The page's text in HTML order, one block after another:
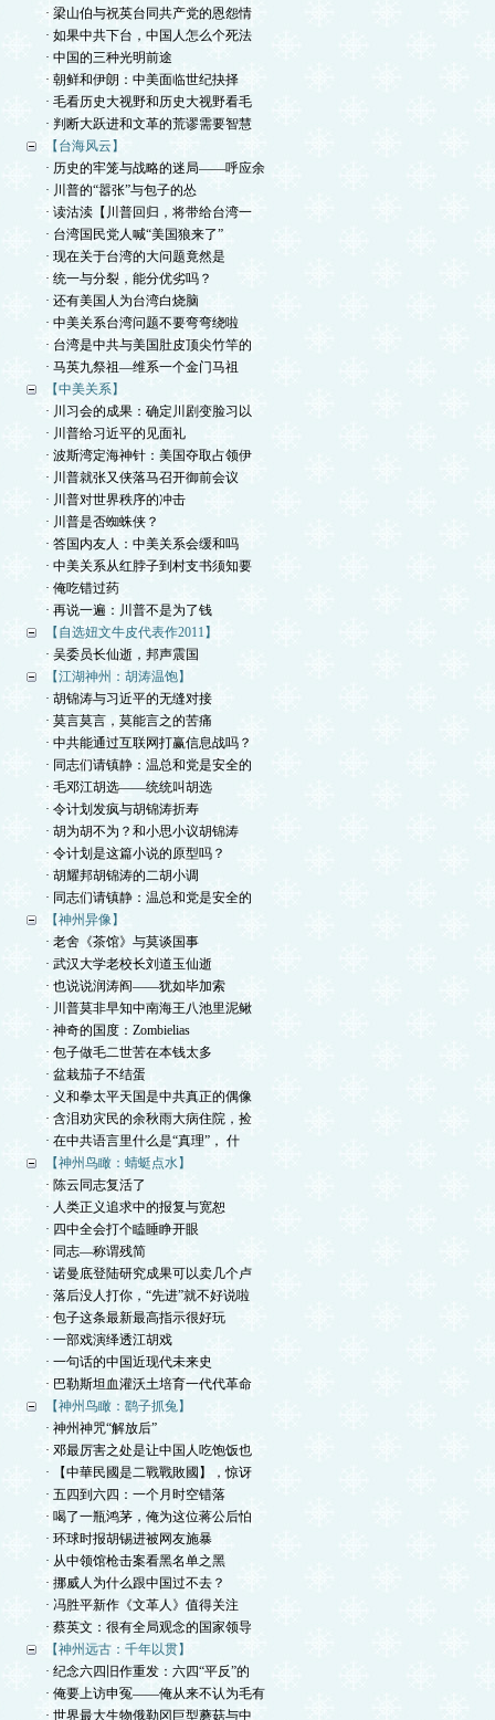
· 梁山伯与祝英台同共产党的恩怨情
· 如果中共下台，中国人怎么个死法
· 中国的三种光明前途
· 朝鲜和伊朗：中美面临世纪抉择
· 毛看历史大视野和历史大视野看毛
· 判断大跃进和文革的荒谬需要智慧
【台海风云】
· 历史的牢笼与战略的迷局——呼应余
· 川普的“嚣张”与包子的怂
· 读沽渎【川普回归，将带给台湾一
· 台湾国民党人喊“美国狼来了”
· 现在关于台湾的大问题竟然是
· 统一与分裂，能分优劣吗？
· 还有美国人为台湾白烧脑
· 中美关系台湾问题不要弯弯绕啦
· 台湾是中共与美国肚皮顶尖竹竿的
· 马英九祭祖—维系一个金门马祖
【中美关系】
· 川习会的成果：确定川剧变脸习以
· 川普给习近平的见面礼
· 波斯湾定海神针：美国夺取占领伊
· 川普就张又侠落马召开御前会议
· 川普对世界秩序的冲击
· 川普是否蜘蛛侠？
· 答国内友人：中美关系会缓和吗
· 中美关系从红脖子到村支书须知要
· 俺吃错过药
· 再说一遍：川普不是为了钱
【自选妞文牛皮代表作2011】
· 吴委员长仙逝，邦声震国
【江湖神州：胡涛温饱】
· 胡锦涛与习近平的无缝对接
· 莫言莫言，莫能言之的苦痛
· 中共能通过互联网打赢信息战吗？
· 同志们请镇静：温总和党是安全的
· 毛邓江胡选——统统叫胡选
· 令计划发疯与胡锦涛折寿
· 胡为胡不为？和小思小议胡锦涛
· 令计划是这篇小说的原型吗？
· 胡耀邦胡锦涛的二胡小调
· 同志们请镇静：温总和党是安全的
【神州异像】
· 老舍《茶馆》与莫谈国事
· 武汉大学老校长刘道玉仙逝
· 也说说润涛阎——犹如毕加索
· 川普莫非早知中南海王八池里泥鳅
· 神奇的国度：Zombielias
· 包子做毛二世苦在本钱太多
· 盆栽茄子不结蛋
· 义和拳太平天国是中共真正的偶像
· 含泪劝灾民的余秋雨大病住院，捡
· 在中共语言里什么是“真理”， 什
【神州鸟瞰：蜻蜓点水】
· 陈云同志复活了
· 人类正义追求中的报复与宽恕
· 四中全会打个瞌睡睁开眼
· 同志—称谓残简
· 诺曼底登陆研究成果可以卖几个卢
· 落后没人打你，“先进”就不好说啦
· 包子这条最新最高指示很好玩
· 一部戏演绎透江胡戏
· 一句话的中国近现代未来史
· 巴勒斯坦血灌沃土培育一代代革命
【神州鸟瞰：鹞子抓兔】
· 神州神咒“解放后”
· 邓最厉害之处是让中国人吃饱饭也
· 【中華民國是二戰戰敗國】，惊讶
· 五四到六四：一个月时空错落
· 喝了一瓶鸿茅，俺为这位蒋公后怕
· 环球时报胡锡进被网友施暴
· 从中领馆枪击案看黑名单之黑
· 挪威人为什么跟中国过不去？
· 冯胜平新作《文革人》值得关注
· 蔡英文：很有全局观念的国家领导
【神州远古：千年以贯】
· 纪念六四旧作重发：六四“平反”的
· 俺要上访申冤——俺从来不认为毛有
· 世界最大生物俄勒冈巨型蘑菇与中